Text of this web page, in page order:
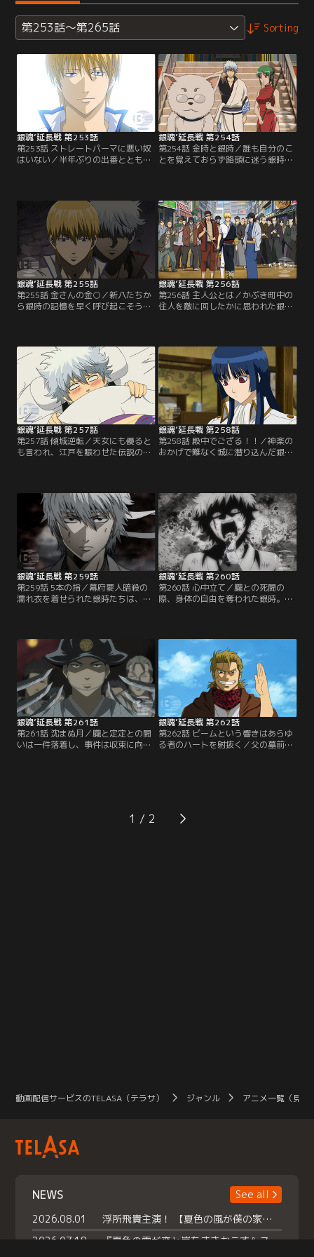
第253話～第265話 Sorting
銀魂’延長戦 第253話
第253話 ストレートパーマに悪い奴
はいない／半年ぶりの出番とともに
の男性、坂田金時。うっかり他人の
家に間違ってお邪魔してしまったと
思い、その場を後にする銀時…が、
そこは紛れも無く自分の家。【提
供：バンダイチャンネル】
銀魂’延長戦 第254話
第254話 金時と銀時／誰も自分のこ
とを覚えておらず路頭に迷う銀時
事実を知る。金時の目的は、かぶき
町の住人が持つ銀時の記憶を抹消し
て、本物の万事屋リーダーになり代
わること…銀時はたま、定春と一緒
に完全超人たる金時を倒すため、仲
間を取り戻すことを決意する。【提
供：バンダイチャンネル】
銀魂’延長戦 第255話
第255話 金さんの金○／新八たちか
ら銀時の記憶を早く呼び起こそうと
る。間一髪銀時に助けられるが、怪
我を負い、静かに目を閉じるた
ま…。銀時の表情は一変する。一
方、金時はかぶき町中に、たまが銀
時にやられたと知らせまわる…。
【提供：バンダイチャンネル】
銀魂’延長戦 第256話
第256話 主人公とは／かぶき町中の
住人を敵に回したかに思われた銀
るべき計画の全貌を聞かされる。銀
時VS金時の戦いはついに最終局面に
突入する。【提供：バンダイチャン
ネル】
銀魂’延長戦 第257話
第257話 傾城逆転／天女にも優ると
も言われ、江戸を賑わせた伝説の花
するが、目の前に現れたのは話とは
ほど遠い一人の老婆だった。実はそ
の老婆こそが鈴蘭本人で、銀時は彼
女の想い人捜しを引き受けることに
なるが…。【提供：バンダイチャン
ネル】
銀魂’延長戦 第258話
第258話 殿中でござる！！／神楽の
おかげで難なく城に潜り込んだ銀時
たち。厳重な警備の目をごまかすた
額に命中！！なんとか証拠隠滅を図
ろうとする過程で、銀時一同の前に
鈴蘭が探し求めていた人物が現れ
る！？その人物が語る衝撃の事実と
は…！？【提供：バンダイチャンネ
ル】
銀魂’延長戦 第259話
第259話 5本の指／幕府要人暗殺の
濡れ衣を着せられた銀時たちは、真
べる先代将軍・徳川定定の元に参
上！傾城鈴蘭の無念を晴らすため、
一行が定定に戦いを挑む！！定定の
用心棒をしていたのは、暗殺部隊
「天照院奈落」最強の男・朧であっ
た。【提供：バンダイチャンネル】
銀魂’延長戦 第260話
第260話 心中立て／朧との死闘の
際、身体の自由を奪われた銀時。定
組・見廻り組が助太刀に入る。いよ
いよ、銀時と朧との闘いは、最終局
面へ…。【提供：バンダイチャンネ
ル】
銀魂’延長戦 第261話
第261話 沈まぬ月／朧と定定との闘
いは一件落着し、事件は収束に向か
ことに…。【提供：バンダイチャン
銀魂’延長戦 第262話
第262話 ビームという響きはあらゆ
る者のハートを射抜く／父の墓前で
の突然の来訪に驚きながらも、喜ぶ
新八とお妙。【提供：バンダイチャ
1
動画配信サービスのTELASA（テラサ） ジャンル アニメ一覧（見放
NEWS
See all
2026.08.01
浮所飛貴主演！ 【夏色の風が僕の家にやってきた】 本日よりテラサで独占配信スタート！
2026.07.18
『夏色の雲が恋と嵐をまきおこす』スペシャルメイキング 【Part1】2026年７月18日（土）23時30分～配信スタート！話題のシーンの裏側を大公開！豪華キャスト大集合！ 『武宮家 真夏の家族会議』開催！